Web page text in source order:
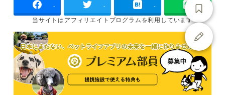
- - -
当サイトはアフィリエイトプログラムを利用しています